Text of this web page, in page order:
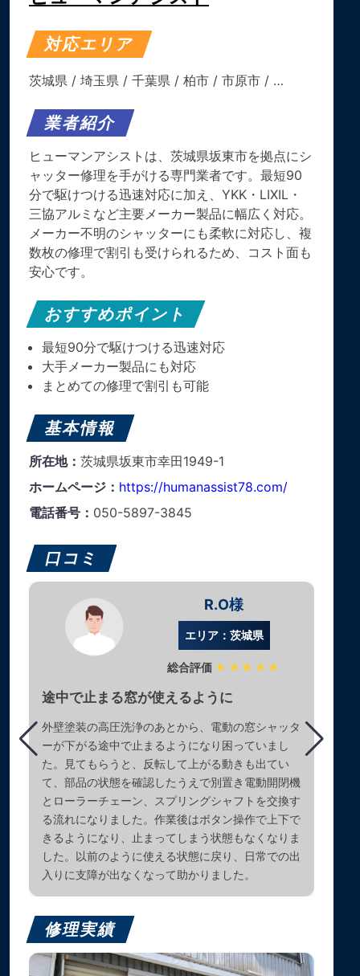
対応エリア
茨城県 / 埼玉県 / 千葉県 / 柏市 / 市原市 / …
業者紹介
ヒューマンアシストは、茨城県坂東市を拠点にシ
ャッター修理を手がける専門業者です。最短90
分で駆けつける迅速対応に加え、YKK・LIXIL・
三協アルミなど主要メーカー製品に幅広く対応。
メーカー不明のシャッターにも柔軟に対応し、複
数枚の修理で割引も受けられるため、コスト面も
安心です。
おすすめポイント
最短90分で駆けつける迅速対応
大手メーカー製品にも対応
まとめての修理で割引も可能
基本情報
所在地： 茨城県坂東市幸田1949-1
ホームページ： https://humanassist78.com/
電話番号： 050-5897-3845
口コミ
R.O様
エリア：茨城県
総合評価 ★★★★★
途中で止まる窓が使えるように
外壁塗装の高圧洗浄のあとから、電動の窓シャッタ
ーが下がる途中で止まるようになり困っていまし
た。見てもらうと、反転して上がる動きも出てい
て、部品の状態を確認したうえで別置き電動開閉機
とローラーチェーン、スプリングシャフトを交換す
る流れになりました。作業後はボタン操作で上下で
きるようになり、止まってしまう状態もなくなりま
した。以前のように使える状態に戻り、日常での出
入りに支障が出なくなって助かりました。
修理実績